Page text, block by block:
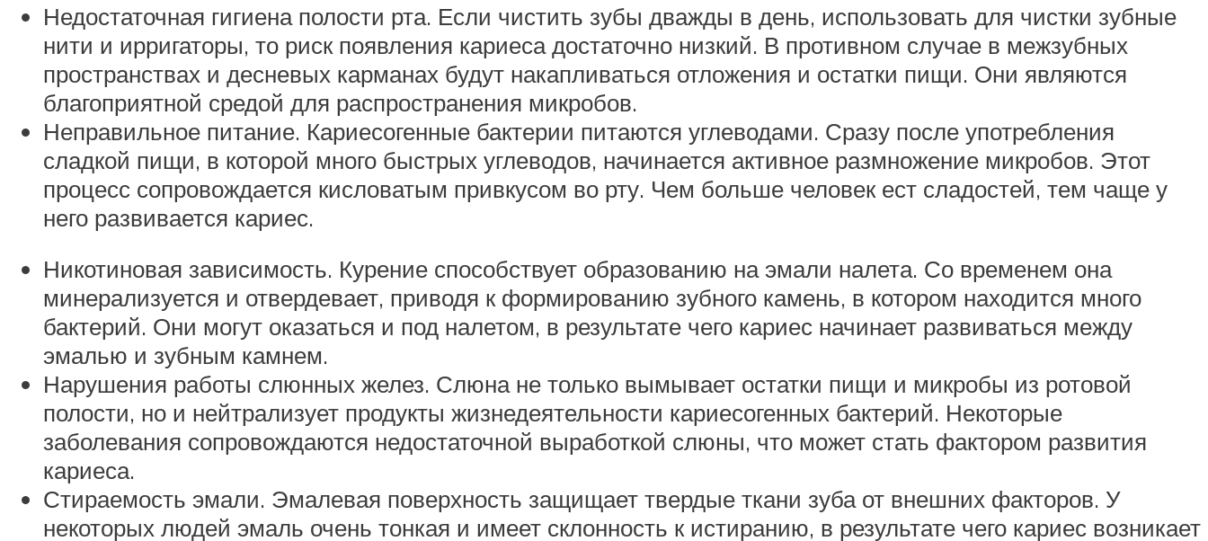
Недостаточная гигиена полости рта. Если чистить зубы дважды в день, использовать для чистки зубные
нити и ирригаторы, то риск появления кариеса достаточно низкий. В противном случае в межзубных
пространствах и десневых карманах будут накапливаться отложения и остатки пищи. Они являются
благоприятной средой для распространения микробов.
Неправильное питание. Кариесогенные бактерии питаются углеводами. Сразу после употребления
сладкой пищи, в которой много быстрых углеводов, начинается активное размножение микробов. Этот
процесс сопровождается кисловатым привкусом во рту. Чем больше человек ест сладостей, тем чаще у
него развивается кариес.
Никотиновая зависимость. Курение способствует образованию на эмали налета. Со временем она
минерализуется и отвердевает, приводя к формированию зубного камень, в котором находится много
бактерий. Они могут оказаться и под налетом, в результате чего кариес начинает развиваться между
эмалью и зубным камнем.
Нарушения работы слюнных желез. Слюна не только вымывает остатки пищи и микробы из ротовой
полости, но и нейтрализует продукты жизнедеятельности кариесогенных бактерий. Некоторые
заболевания сопровождаются недостаточной выработкой слюны, что может стать фактором развития
кариеса.
Стираемость эмали. Эмалевая поверхность защищает твердые ткани зуба от внешних факторов. У
некоторых людей эмаль очень тонкая и имеет склонность к истиранию, в результате чего кариес возникает